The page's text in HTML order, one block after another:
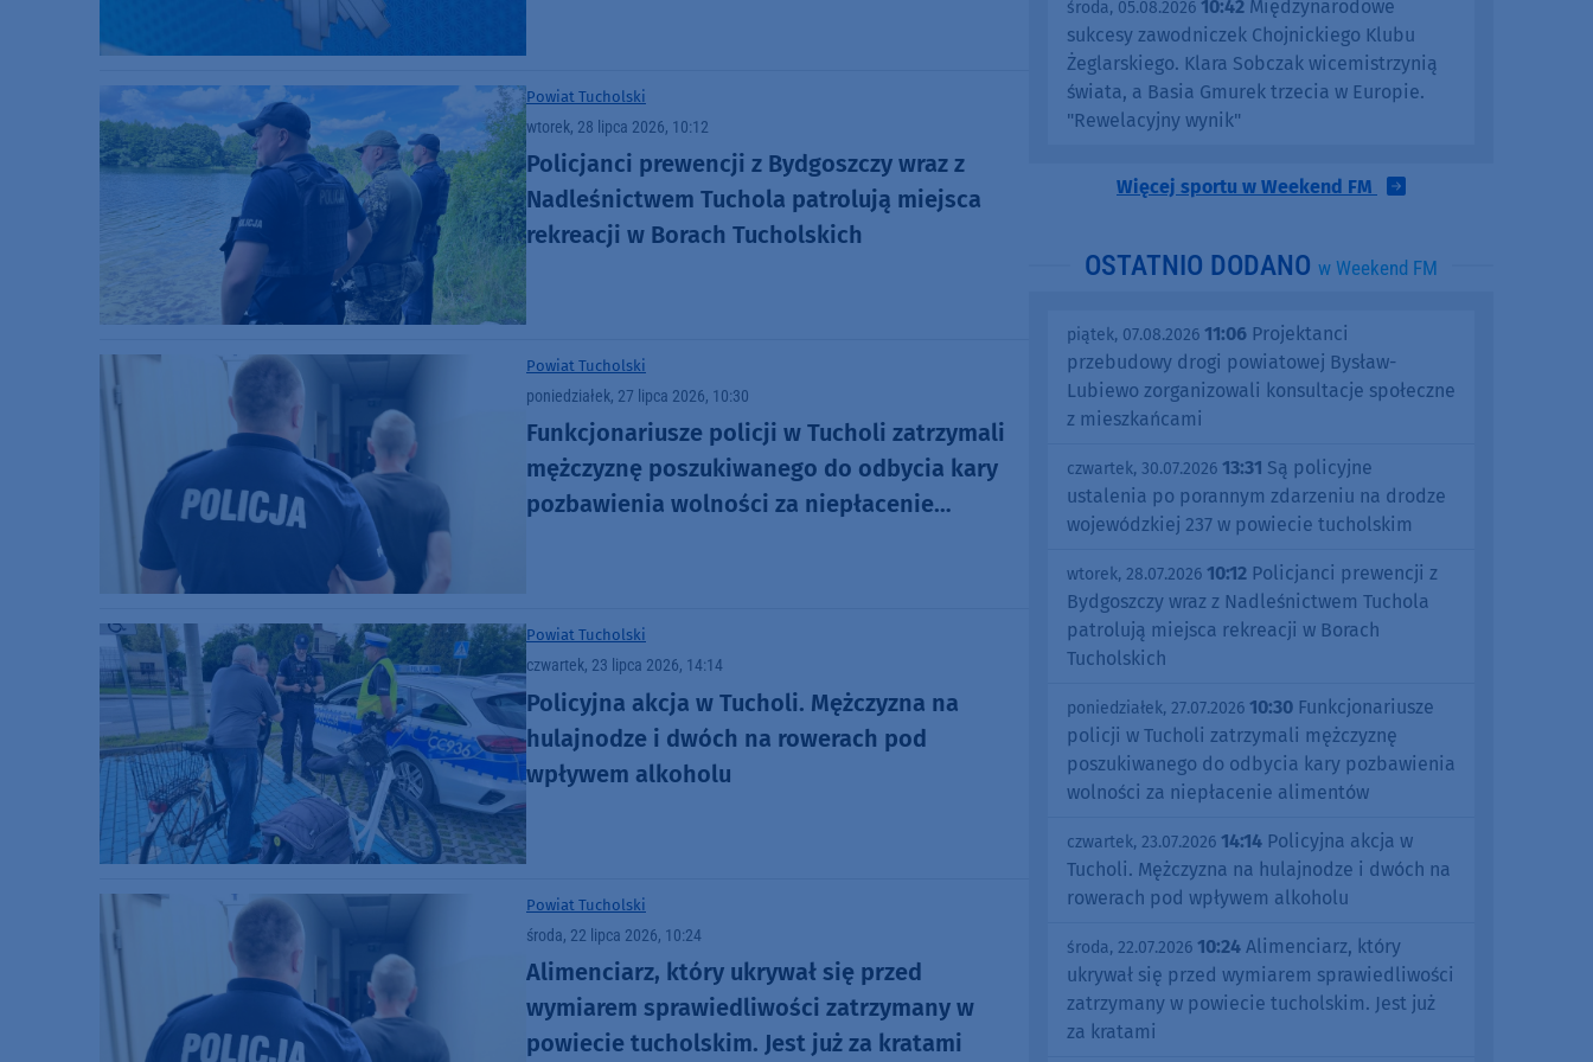
Powiat Tucholski
wtorek, 28 lipca 2026, 10:12
Policjanci prewencji z Bydgoszczy wraz z
Nadleśnictwem Tuchola patrolują miejsca
rekreacji w Borach Tucholskich
Powiat Tucholski
poniedziałek, 27 lipca 2026, 10:30
Funkcjonariusze policji w Tucholi zatrzymali
mężczyznę poszukiwanego do odbycia kary
pozbawienia wolności za niepłacenie
Powiat Tucholski
czwartek, 23 lipca 2026, 14:14
Policyjna akcja w Tucholi. Mężczyzna na
hulajnodze i dwóch na rowerach pod
wpływem alkoholu
Powiat Tucholski
środa, 22 lipca 2026, 10:24
Alimenciarz, który ukrywał się przed
wymiarem sprawiedliwości zatrzymany w
powiecie tucholskim. Jest już za kratami
środa, 05.08.2026 10:42 Międzynarodowe
sukcesy zawodniczek Chojnickiego Klubu
Żeglarskiego. Klara Sobczak wicemistrzynią
świata, a Basia Gmurek trzecia w Europie.
"Rewelacyjny wynik"
Więcej sportu w Weekend FM
OSTATNIO DODANO w Weekend FM
piątek, 07.08.2026 11:06 Projektanci
przebudowy drogi powiatowej Bysław-
Lubiewo zorganizowali konsultacje społeczne
z mieszkańcami
czwartek, 30.07.2026 13:31 Są policyjne
ustalenia po porannym zdarzeniu na drodze
wojewódzkiej 237 w powiecie tucholskim
wtorek, 28.07.2026 10:12 Policjanci prewencji z
Bydgoszczy wraz z Nadleśnictwem Tuchola
patrolują miejsca rekreacji w Borach
Tucholskich
poniedziałek, 27.07.2026 10:30 Funkcjonariusze
policji w Tucholi zatrzymali mężczyznę
poszukiwanego do odbycia kary pozbawienia
wolności za niepłacenie alimentów
czwartek, 23.07.2026 14:14 Policyjna akcja w
Tucholi. Mężczyzna na hulajnodze i dwóch na
rowerach pod wpływem alkoholu
środa, 22.07.2026 10:24 Alimenciarz, który
ukrywał się przed wymiarem sprawiedliwości
zatrzymany w powiecie tucholskim. Jest już
za kratami